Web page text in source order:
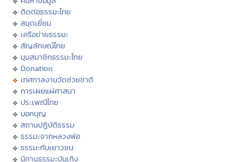
ติดต่อธรรมะไทย
สมุดเยี่ยม
เครือข่ายธรรมะ
สัญลักษณ์ไทย
มุมสมาชิกธรรมะไทย
Donation
เทศกาลงานวัดช่วยชาติ
การเผยแผ่ศาสนา
ประเพณีไทย
บอกบุญ
สถานปฏิบัติธรรม
ธรรมะจากหลวงพ่อ
ธรรมะกับเยาวชน
นิทานธรรมะบันเทิง